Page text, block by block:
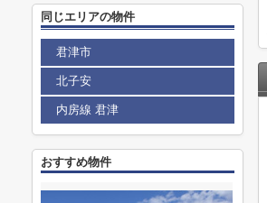
同じエリアの物件
君津市
北子安
内房線 君津
おすすめ物件